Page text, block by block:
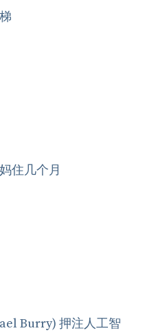
住几个月
Burry) 押注人工智